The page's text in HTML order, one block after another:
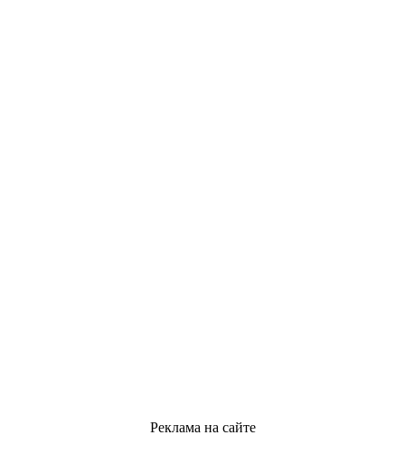
Реклама на сайте